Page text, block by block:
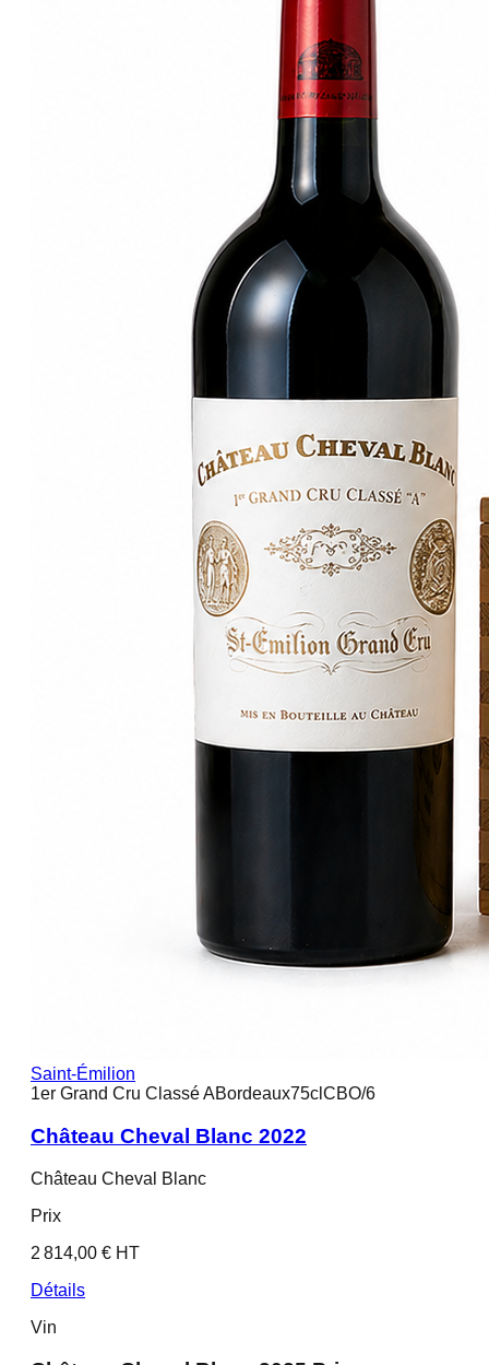
Saint-Émilion
1er Grand Cru Classé ABordeaux75cl CBO/6
Château Cheval Blanc 2022
Château Cheval Blanc
Prix
2 814,00 € HT
Détails
Vin